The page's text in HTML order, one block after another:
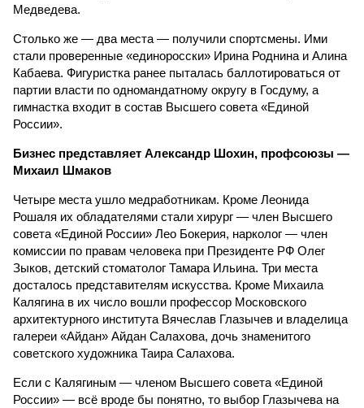
Медведева.
Столько же — два места — получили спортсмены. Ими
стали проверенные «единоросски» Ирина Роднина и Алина
Кабаева. Фигуристка ранее пыталась баллотироваться от
партии власти по одномандатному округу в Госдуму, а
гимнастка входит в состав Высшего совета «Единой
России».
Бизнес представляет Александр Шохин, профсоюзы —
Михаил Шмаков
Четыре места ушло медработникам. Кроме Леонида
Рошаля их обладателями стали хирург — член Высшего
совета «Единой России» Лео Бокерия, нарколог — член
комиссии по правам человека при Президенте РФ Олег
Зыков, детский стоматолог Тамара Ильина. Три места
досталось представителям искусства. Кроме Михаила
Калягина в их число вошли профессор Московского
архитектурного института Вячеслав Глазычев и владелица
галереи «Айдан» Айдан Салахова, дочь знаменитого
советского художника Таира Салахова.
Если с Калягиным — членом Высшего совета «Единой
России» — всё вроде бы понятно, то выбор Глазычева на